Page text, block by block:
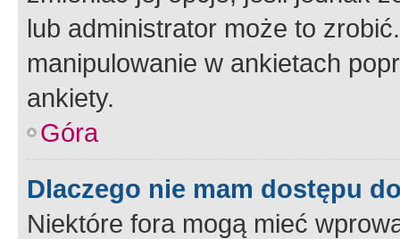
lub administrator może to
manipulowanie w ankietach
ankiety.
Góra
Dlaczego nie mam dostępu
Niektóre fora mogą mieć